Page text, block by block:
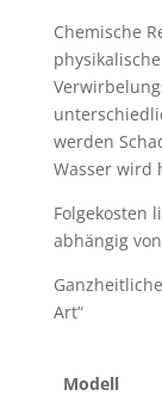
Chemische
werden
Wasser wird
Folgekosten
abhängig
Art“
Modell